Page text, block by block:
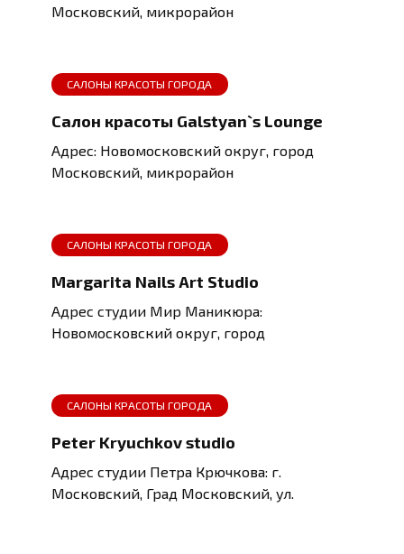
Московский, микрорайон
САЛОНЫ КРАСОТЫ ГОРОДА
Салон красоты Galstyan`s Lounge
Адрес: Новомосковский округ, город
Московский, микрорайон
САЛОНЫ КРАСОТЫ ГОРОДА
Margarita Nails Art Studio
Адрес студии Мир Маникюра:
Новомосковский округ, город
САЛОНЫ КРАСОТЫ ГОРОДА
Peter Kryuchkov studio
Адрес студии Петра Крючкова: г.
Московский, Град Московский, ул.